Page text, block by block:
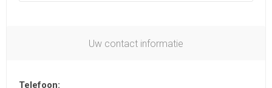
Uw contact informatie
Telefoon: